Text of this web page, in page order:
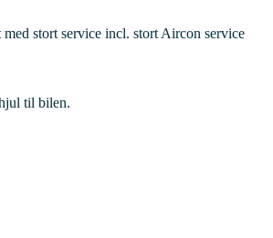
stort service incl. stort Aircon service
til bilen.